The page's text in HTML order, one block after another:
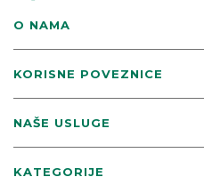
O NAMA
KORISNE POVEZNICE
NAŠE USLUGE
KATEGORIJE